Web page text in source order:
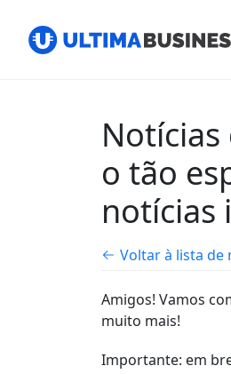
Notícias
o tão
notícias
Voltar à lista de
Amigos! Vamos
muito mais!
Importante: em